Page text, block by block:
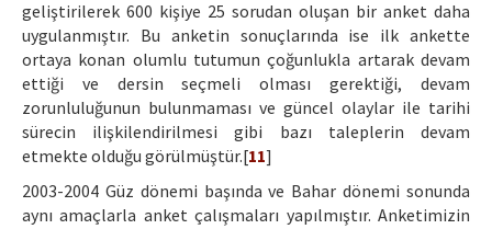
geliştirilerek 600 kişiye 25 sorudan oluşan bir anket daha
uygulanmıştır. Bu anketin sonuçlarında ise ilk ankette
ortaya konan olumlu tutumun çoğunlukla artarak devam
ettiği ve dersin seçmeli olması gerektiği, devam
zorunluluğunun bulunmaması ve güncel olaylar ile tarihi
sürecin ilişkilendirilmesi gibi bazı taleplerin devam
etmekte olduğu görülmüştür.[11]
2003-2004 Güz dönemi başında ve Bahar dönemi sonunda
aynı amaçlarla anket çalışmaları yapılmıştır. Anketimizin